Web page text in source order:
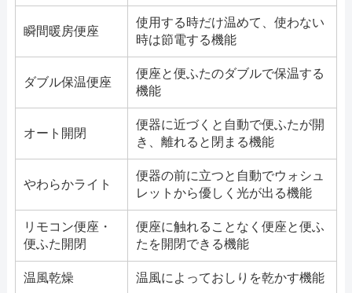
瞬間暖房便座
使用する時だけ温めて、使わない
時は節電する機能
ダブル保温便座
便座と便ふたのダブルで保温する
機能
オート開閉
便器に近づくと自動で便ふたが開
き、離れると閉まる機能
やわらかライト
便器の前に立つと自動でウォシュ
レットから優しく光が出る機能
リモコン便座・
便ふた開閉
便座に触れることなく便座と便ふ
たを開閉できる機能
温風乾燥 温風によっておしりを乾かす機能